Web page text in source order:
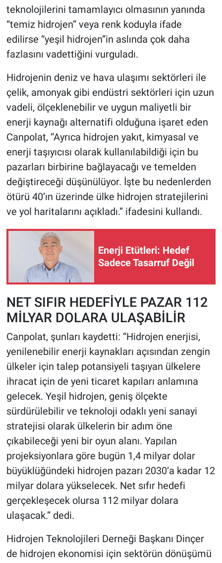
teknolojilerini tamamlayıcı olmasının yanında
“temiz hidrojen” veya renk koduyla ifade
edilirse “yeşil hidrojen”in aslında çok daha
fazlasını vadettiğini vurguladı.
Hidrojenin deniz ve hava ulaşımı sektörleri ile
çelik, amonyak gibi endüstri sektörleri için uzun
vadeli, ölçeklenebilir ve uygun maliyetli bir
enerji kaynağı alternatifi olduğuna işaret eden
Canpolat, “Ayrıca hidrojen yakıt, kimyasal ve
enerji taşıyıcısı olarak kullanılabildiği için bu
pazarları birbirine bağlayacağı ve temelden
değiştireceği düşünülüyor. İşte bu nedenlerden
ötürü 40’ın üzerinde ülke hidrojen stratejilerini
ve yol haritalarını açıkladı.” ifadesini kullandı.
Enerji Etütleri: Hedef
Sadece Tasarruf Değil
NET SIFIR HEDEFİYLE PAZAR 112
MİLYAR DOLARA ULAŞABİLİR
Canpolat, şunları kaydetti: “Hidrojen enerjisi,
yenilenebilir enerji kaynakları açısından zengin
ülkeler için talep potansiyeli taşıyan ülkelere
ihracat için de yeni ticaret kapıları anlamına
gelecek. Yeşil hidrojen, geniş ölçekte
sürdürülebilir ve teknoloji odaklı yeni sanayi
stratejisi olarak ülkelerin bir adım öne
çıkabileceği yeni bir oyun alanı. Yapılan
projeksiyonlara göre bugün 1,4 milyar dolar
büyüklüğündeki hidrojen pazarı 2030’a kadar 12
milyar dolara yükselecek. Net sıfır hedefi
gerçekleşecek olursa 112 milyar dolara
ulaşacak.” dedi.
Hidrojen Teknolojileri Derneği Başkanı Dinçer
de hidrojen ekonomisi için sektörün dönüşümü